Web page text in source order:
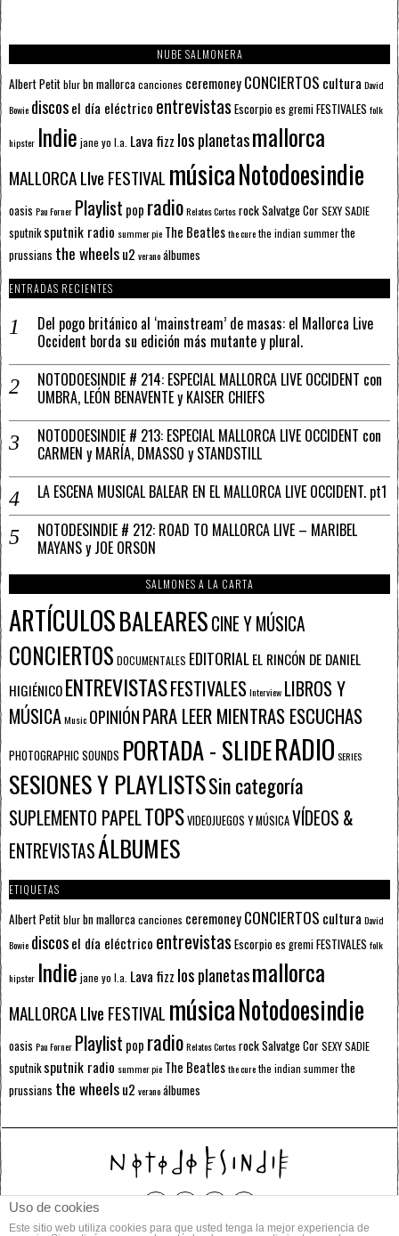
NUBE SALMONERA
Albert Petitblurbn mallorcacanciones ceremoneyCONCIERTOS cultura David
Bowie discosel día eléctrico entrevistas Escorpioes gremiFESTIVALES folk
hipster Indie jane yo l.a. Lava fizz los planetasmallorca
MALLORCA LIve FESTIVAL músicaNotodoesindie
oasis Pau Forner Playlist pop radioRelatos CortosrockSalvatge CorSEXY SADIE
sputnik sputnik radio summer pie The Beatlesthe curethe indian summerthe
prussians the wheelsu2 veranoálbumes
ENTRADAS RECIENTES
Del pogo británico al ‘mainstream’ de masas: el Mallorca Live
Occident borda su edición más mutante y plural.
NOTODOESINDIE # 214: ESPECIAL MALLORCA LIVE OCCIDENT con
UMBRA, LEÓN BENAVENTE y KAISER CHIEFS
NOTODOESINDIE # 213: ESPECIAL MALLORCA LIVE OCCIDENT con
CARMEN y MARÍA, DMASSO y STANDSTILL
LA ESCENA MUSICAL BALEAR EN EL MALLORCA LIVE OCCIDENT. pt1
NOTODESINDIE # 212: ROAD TO MALLORCA LIVE – MARIBEL
MAYANS y JOE ORSON
SALMONES A LA CARTA
ARTÍCULOSBALEARESCINE Y MÚSICA
CONCIERTOS DOCUMENTALES EDITORIALEL RINCÓN DE DANIEL
HIGIÉNICOENTREVISTASFESTIVALESInterview LIBROS Y
MÚSICAMusic OPINIÓNPARA LEER MIENTRAS ESCUCHAS
PHOTOGRAPHIC SOUNDS PORTADA - SLIDERADIO SERIES
SESIONES Y PLAYLISTSSin categoría
SUPLEMENTO PAPELTOPSVIDEOJUEGOS Y MÚSICAVÍDEOS &
ENTREVISTASÁLBUMES
ETIQUETAS
Albert Petitblurbn mallorcacanciones ceremoneyCONCIERTOS cultura David
Bowie discosel día eléctrico entrevistas Escorpioes gremiFESTIVALES folk
hipster Indie jane yo l.a. Lava fizz los planetasmallorca
MALLORCA LIve FESTIVAL músicaNotodoesindie
oasis Pau Forner Playlist pop radioRelatos CortosrockSalvatge CorSEXY SADIE
sputnik sputnik radio summer pie The Beatlesthe curethe indian summerthe
prussians the wheelsu2 veranoálbumes
Uso de cookies
Este sitio web utiliza cookies para que usted tenga la mejor experiencia de